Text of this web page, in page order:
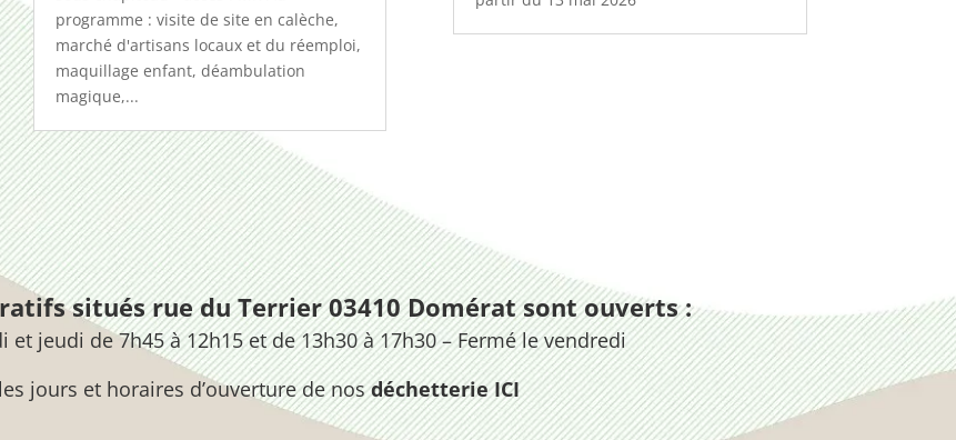
programme : visite de site en calèche,
marché d'artisans locaux et du réemploi,
maquillage enfant, déambulation
magique,...
situés rue du Terrier 03410 Domérat sont ouverts :
jeudi de 7h45 à 12h15 et de 13h30 à 17h30 – Fermé le vendredi
jours et horaires d’ouverture de nosdéchetterie ICI